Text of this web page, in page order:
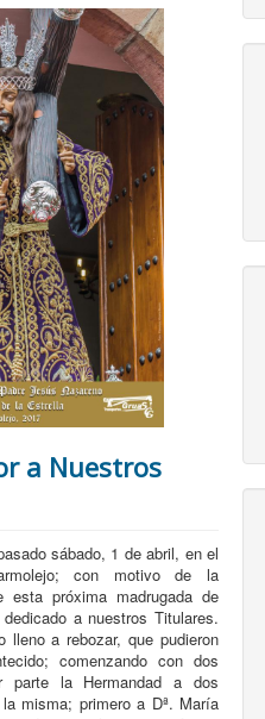
a Nuestros
sábado, 1 de abril, en el
con motivo de la
esta próxima madrugada de
a nuestros Titulares.
a rebozar, que pudieron
comenzando con dos
parte la Hermandad a dos
misma; primero a Dª. María